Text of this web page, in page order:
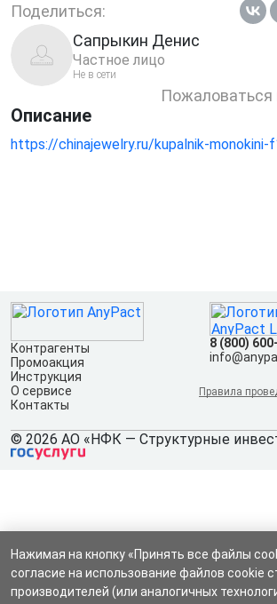
Поделиться:
Сапрыкин Денис
Частное лицо
Не в сети
Пожаловаться
Описание
https://chinajewelry.ru/kupalnik-monokini-
Контрагенты
Промоакция
Инструкция
О сервисе
Контакты
8 (800)
Правила
© 2026 АО «НФК — Структурные
Нажимая на кнопку «Принять все файлы
согласие на использование файлов cookie
производителей (или аналогичных